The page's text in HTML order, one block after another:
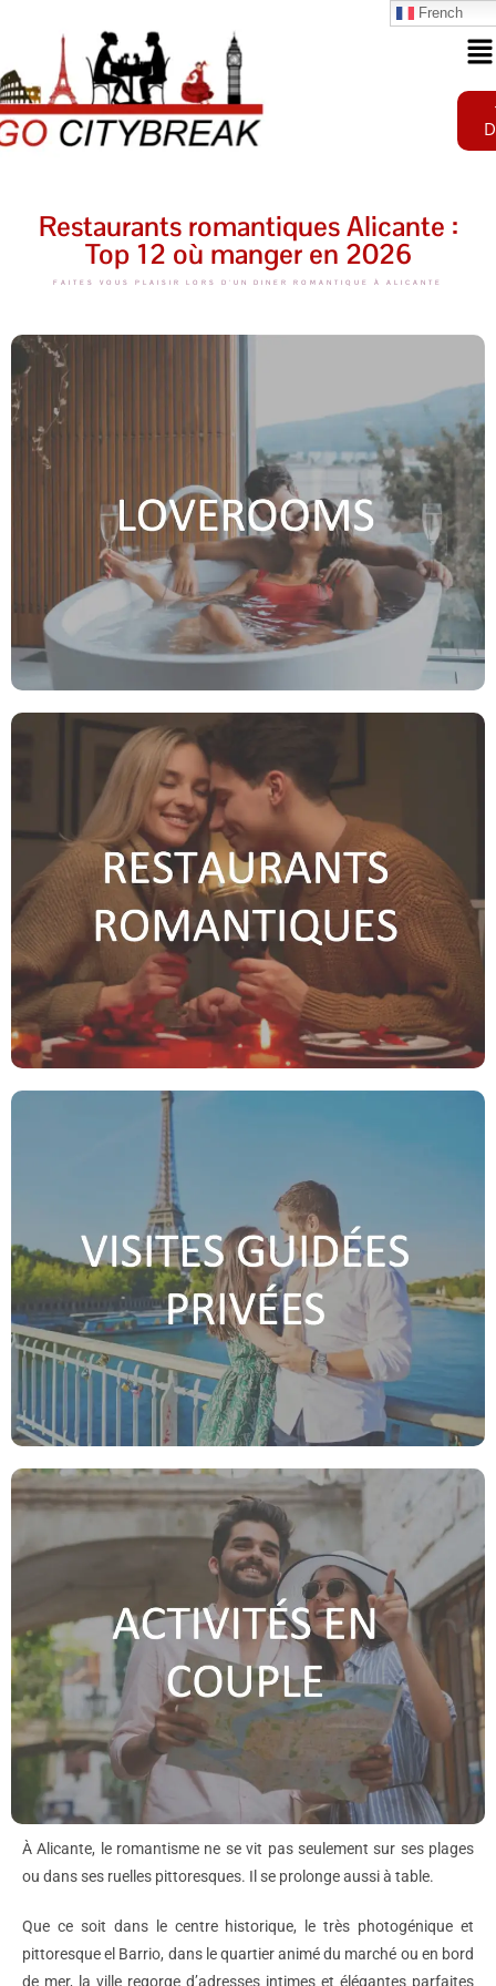
Restaurants romantiques Alicante :
Top 12 où manger en 2026
FAITES VOUS PLAISIR LORS D'UN DINER ROMANTIQUE À ALICANTE
À Alicante, le romantisme ne se vit pas seulement sur ses plages
ou dans ses ruelles pittoresques. Il se prolonge aussi à table.
Que ce soit dans le centre historique, le très photogénique et
pittoresque el Barrio, dans le quartier animé du marché ou en bord
de mer, la ville regorge d’adresses intimes et élégantes parfaites
French